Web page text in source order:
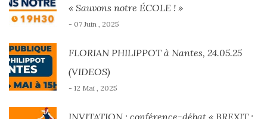
« Sauvons notre ÉCOLE ! »
- 07 Juin , 2025
FLORIAN PHILIPPOT à Nantes, 24.05.25
(VIDEOS)
- 12 Mai , 2025
INVITATION : conférence-débat « BREXIT :